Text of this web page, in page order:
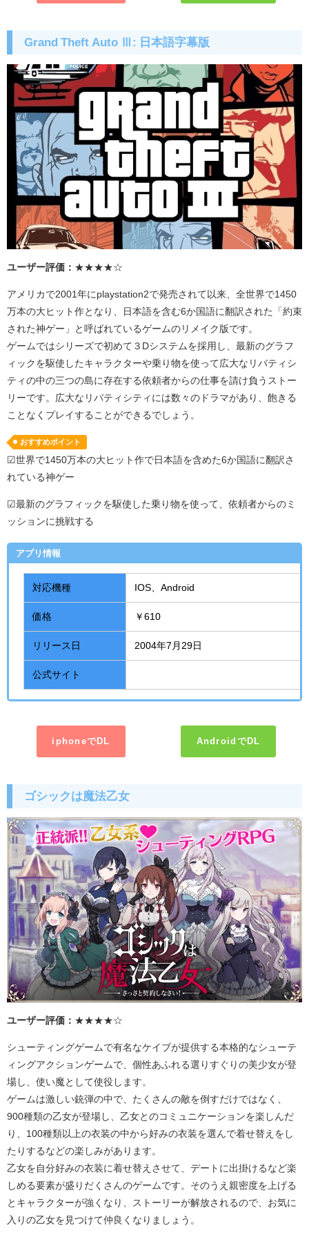
Grand Theft Auto Ⅲ: 日本語字幕版
ユーザー評価： ★★★★☆
アメリカで2001 年に playstation2で発売されて以来、全世界で1450
万本の大ヒット作となり、日本語を含む6か国語に翻訳された「約束
された神ゲー」と呼ばれているゲームのリメイク版です。
ゲームではシリーズで初めて３ Dシステムを採用し、最新のグラフ
ィックを駆使したキャラクターや乗り物を使って広大なリバティシ
ティの中の三つの島に存在する依頼者からの仕事を請け負うストー
リーです。広大なリバティシティには数々のドラマがあり、飽きる
ことなくプレイすることができるでしょう。
おすすめポイント
☑世界で1450万本の大ヒット作で日本語を含めた6か国語に翻訳さ
れている神ゲー
☑最新のグラフィックを駆使した乗り物を使って、依頼者からのミ
ッションに挑戦する
アプリ情報
対応機種 IOS、Android
価格 ￥610
リリース日 2004年7月29日
公式サイト
iphoneでDL AndroidでDL
ゴシックは魔法乙女
ユーザー評価： ★★★★☆
シューティングゲームで有名なケイブが提供する本格的なシューテ
ィングアクションゲームで、個性あふれる選りすぐりの美少女が登
場し、使い魔として使役します。
ゲームは激しい銃弾の中で、たくさんの敵を倒すだけではなく、
900種類の乙女が登場し、乙女とのコミュニケーションを楽しんだ
り、 100種類以上の衣装の中から好みの衣装を選んで着せ替えをし
たりするなどの楽しみがあります。
乙女を自分好みの衣装に着せ替えさせて、デートに出掛けるなど楽
しめる要素が盛りだくさんのゲームです。そのうえ親密度を上げる
とキャラクターが強くなり、ストーリーが解放されるので、お気に
入りの乙女を見つけて仲良くなりましょう。